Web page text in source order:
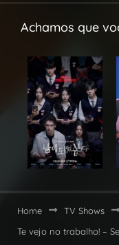
Achamos que
Home
TV Shows
Te vejo no trabalho! –